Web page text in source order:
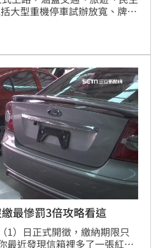
大型重機停車試辦放寬、牌照
險投保上限、外籍幫傭申請條
票優惠取消，影響層面廣泛，
須留意相關變動以免影響自身
最慘罰3倍攻略看這
1）日正式開徵，繳納期限只
最近發現信箱裡多了一張紅通